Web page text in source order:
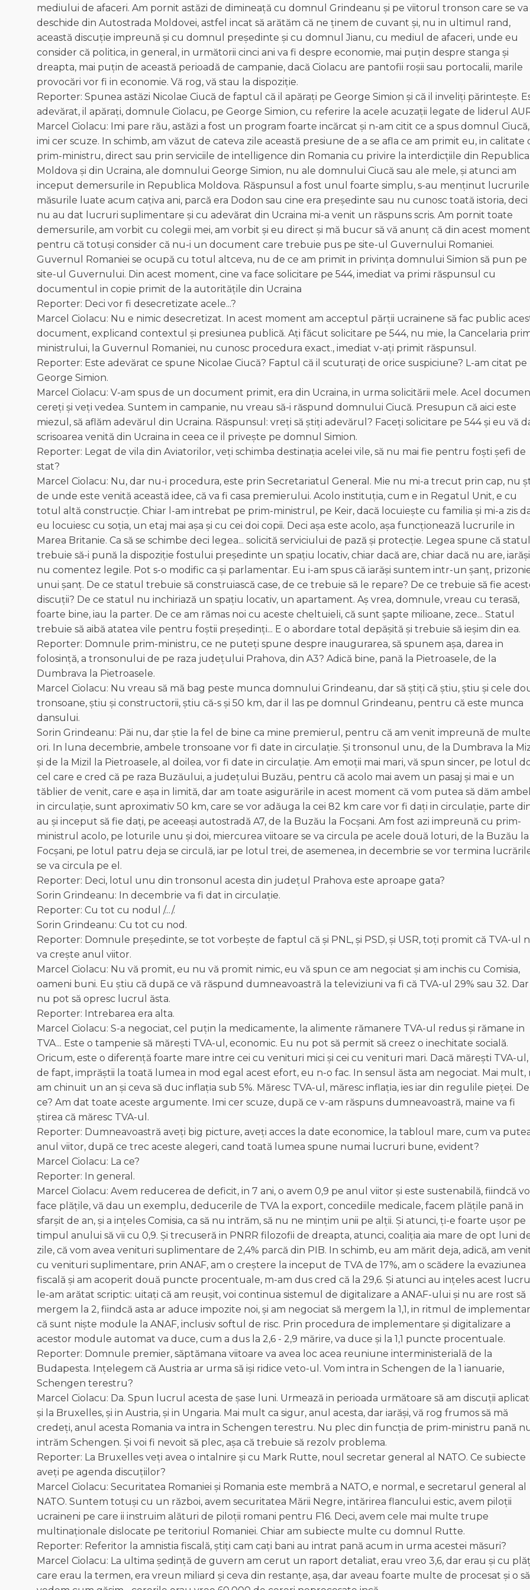
mediului de afaceri. Am pornit astăzi de dimineață cu domnul Grindeanu și pe viitorul tronson care se va
deschide din Autostrada Moldovei, astfel incat să arătăm că ne ținem de cuvant și, nu in ultimul rand,
această discuție impreună și cu domnul președinte și cu domnul Jianu, cu mediul de afaceri, unde eu
consider că politica, in general, in următorii cinci ani va fi despre economie, mai puțin despre stanga și
dreapta, mai puțin de această perioadă de campanie, dacă Ciolacu are pantofii roșii sau portocalii, marile
provocări vor fi in economie. Vă rog, vă stau la dispoziție.
Reporter: Spunea astăzi Nicolae Ciucă de faptul că il apărați pe George Simion și că il inveliți părintește.
adevărat, il apărați, domnule Ciolacu, pe George Simion, cu referire la acele acuzații legate de liderul
Marcel Ciolacu: Imi pare rău, astăzi a fost un program foarte incărcat și n-am citit ce a spus domnul Ciucă,
imi cer scuze. In schimb, am văzut de cateva zile această presiune de a se afla ce am primit eu, in calitate
prim-ministru, direct sau prin serviciile de intelligence din Romania cu privire la interdicțiile din Republica
Moldova și din Ucraina, ale domnului George Simion, nu ale domnului Ciucă sau ale mele, şi atunci am
inceput demersurile in Republica Moldova. Răspunsul a fost unul foarte simplu, s-au menținut lucrurile
măsurile luate acum cațiva ani, parcă era Dodon sau cine era președinte sau nu cunosc toată istoria, deci
nu au dat lucruri suplimentare și cu adevărat din Ucraina mi-a venit un răspuns scris. Am pornit toate
demersurile, am vorbit cu colegii mei, am vorbit și eu direct și mă bucur să vă anunț că din acest
pentru că totuși consider că nu-i un document care trebuie pus pe site-ul Guvernului Romaniei.
Guvernul Romaniei se ocupă cu totul altceva, nu de ce am primit in privința domnului Simion să pun pe
site-ul Guvernului. Din acest moment, cine va face solicitare pe 544, imediat va primi răspunsul cu
documentul in copie primit de la autoritățile din Ucraina
Reporter: Deci vor fi desecretizate acele...?
Marcel Ciolacu: Nu e nimic desecretizat. In acest moment am acceptul părții ucrainene să fac public
document, explicand contextul și presiunea publică. Ați făcut solicitare pe 544, nu mie, la Cancelaria
ministrului, la Guvernul Romaniei, nu cunosc procedura exact., imediat v-ați primit răspunsul.
Reporter: Este adevărat ce spune Nicolae Ciucă? Faptul că il scuturați de orice suspiciune? L-am citat pe
George Simion.
Marcel Ciolacu: V-am spus de un document primit, era din Ucraina, in urma solicitării mele. Acel
cereți și veți vedea. Suntem in campanie, nu vreau să-i răspund domnului Ciucă. Presupun că aici este
miezul, să aflăm adevărul din Ucraina. Răspunsul: vreți să știți adevărul? Faceți solicitare pe 544 și eu vă
scrisoarea venită din Ucraina in ceea ce il privește pe domnul Simion.
Reporter: Legat de vila din Aviatorilor, veți schimba destinația acelei vile, să nu mai fie pentru foști șefi de
stat?
Marcel Ciolacu: Nu, dar nu-i procedura, este prin Secretariatul General. Mie nu mi-a trecut prin cap, nu
de unde este venită această idee, că va fi casa premierului. Acolo instituția, cum e in Regatul Unit, e cu
totul altă construcție. Chiar l-am intrebat pe prim-ministrul, pe Keir, dacă locuiește cu familia și mi-a zis
eu locuiesc cu soția, un etaj mai așa și cu cei doi copii. Deci așa este acolo, așa funcționează lucrurile in
Marea Britanie. Ca să se schimbe deci legea... solicită serviciului de pază și protecție. Legea spune că statul
trebuie să-i pună la dispoziție fostului președinte un spațiu locativ, chiar dacă are, chiar dacă nu are, iarăși
nu comentez legile. Pot s-o modific ca și parlamentar. Eu i-am spus că iarăși suntem intr-un șanț,
unui șanț. De ce statul trebuie să construiască case, de ce trebuie să le repare? De ce trebuie să fie
discuții? De ce statul nu inchiriază un spațiu locativ, un apartament. Aș vrea, domnule, vreau cu terasă,
foarte bine, iau la parter. De ce am rămas noi cu aceste cheltuieli, că sunt şapte milioane, zece... Statul
trebuie să aibă atatea vile pentru foștii președinți... E o abordare total depășită și trebuie să ieșim din ea.
Reporter: Domnule prim-ministru, ce ne puteți spune despre inaugurarea, să spunem așa, darea in
folosință, a tronsonului de pe raza județului Prahova, din A3? Adică bine, pană la Pietroasele, de la
Dumbrava la Pietroasele.
Marcel Ciolacu: Nu vreau să mă bag peste munca domnului Grindeanu, dar să știți că știu, știu și cele
tronsoane, știu și constructorii, știu că-s și 50 km, dar il las pe domnul Grindeanu, pentru că este munca
dansului.
Sorin Grindeanu: Păi nu, dar știe la fel de bine ca mine premierul, pentru că am venit impreună de multe
ori. In luna decembrie, ambele tronsoane vor fi date in circulație. Și tronsonul unu, de la Dumbrava la
și de la Mizil la Pietroasele, al doilea, vor fi date in circulație. Am emoții mai mari, vă spun sincer, pe lotul
cel care e cred că pe raza Buzăului, a județului Buzău, pentru că acolo mai avem un pasaj și mai e un
tăblier de venit, care e așa in limită, dar am toate asigurările in acest moment că vom putea să dăm
in circulație, sunt aproximativ 50 km, care se vor adăuga la cei 82 km care vor fi dați in circulație, parte
au și inceput să fie dați, pe aceeași autostradă A7, de la Buzău la Focșani. Am fost azi impreună cu prim-
ministrul acolo, pe loturile unu și doi, miercurea viitoare se va circula pe acele două loturi, de la Buzău la
Focșani, pe lotul patru deja se circulă, iar pe lotul trei, de asemenea, in decembrie se vor termina
se va circula pe el.
Reporter: Deci, lotul unu din tronsonul acesta din județul Prahova este aproape gata?
Sorin Grindeanu: In decembrie va fi dat in circulație.
Reporter: Cu tot cu nodul /.../.
Sorin Grindeanu: Cu tot cu nod.
Reporter: Domnule președinte, se tot vorbește de faptul că și PNL, și PSD, și USR, toți promit că TVA-ul
va crește anul viitor.
Marcel Ciolacu: Nu vă promit, eu nu vă promit nimic, eu vă spun ce am negociat și am inchis cu Comisia,
oameni buni. Eu știu că după ce vă răspund dumneavoastră la televiziuni va fi că TVA-ul 29% sau 32. Dar
nu pot să opresc lucrul ăsta.
Reporter: Intrebarea era alta.
Marcel Ciolacu: S-a negociat, cel puțin la medicamente, la alimente rămanere TVA-ul redus și rămane in
TVA... Este o tampenie să mărești TVA-ul, economic. Eu nu pot să permit să creez o inechitate socială.
Oricum, este o diferență foarte mare intre cei cu venituri mici și cei cu venituri mari. Dacă mărești TVA-ul,
de fapt, imprăștii la toată lumea in mod egal acest efort, eu n-o fac. In sensul ăsta am negociat. Mai mult,
am chinuit un an și ceva să duc inflația sub 5%. Măresc TVA-ul, măresc inflația, ies iar din regulile pieței. De
ce? Am dat toate aceste argumente. Imi cer scuze, după ce v-am răspuns dumneavoastră, maine va fi
știrea că măresc TVA-ul.
Reporter: Dumneavoastră aveți big picture, aveți acces la date economice, la tabloul mare, cum va
anul viitor, după ce trec aceste alegeri, cand toată lumea spune numai lucruri bune, evident?
Marcel Ciolacu: La ce?
Reporter: In general.
Marcel Ciolacu: Avem reducerea de deficit, in 7 ani, o avem 0,9 pe anul viitor și este sustenabilă, fiindcă
face plățile, vă dau un exemplu, deducerile de TVA la export, concediile medicale, facem plățile pană in
sfarșit de an, şi a ințeles Comisia, ca să nu intrăm, să nu ne mințim unii pe alții. Și atunci, ți-e foarte ușor pe
timpul anului să vii cu 0,9. Şi trecuseră in PNRR filozofii de dreapta, atunci, coaliția aia mare de opt luni
zile, că vom avea venituri suplimentare de 2,4% parcă din PIB. In schimb, eu am mărit deja, adică, am
cu venituri suplimentare, prin ANAF, am o creștere la inceput de TVA de 17%, am o scădere la evaziunea
fiscală şi am acoperit două puncte procentuale, m-am dus cred că la 29,6. Şi atunci au ințeles acest
le-am arătat scriptic: uitați că am reușit, voi continua sistemul de digitalizare a ANAF-ului și nu are rost să
mergem la 2, fiindcă asta ar aduce impozite noi, și am negociat să mergem la 1,1, in ritmul de
că sunt niște module la ANAF, inclusiv softul de risc. Prin procedura de implementare și digitalizare a
acestor module automat va duce, cum a dus la 2,6 - 2,9 mărire, va duce și la 1,1 puncte procentuale.
Reporter: Domnule premier, săptămana viitoare va avea loc acea reuniune interministerială de la
Budapesta. Ințelegem că Austria ar urma să iși ridice veto-ul. Vom intra in Schengen de la 1 ianuarie,
Schengen terestru?
Marcel Ciolacu: Da. Spun lucrul acesta de şase luni. Urmează in perioada următoare să am discuții
și la Bruxelles, și in Austria, și in Ungaria. Mai mult ca sigur, anul acesta, dar iarăși, vă rog frumos să mă
credeți, anul acesta Romania va intra in Schengen terestru. Nu plec din funcția de prim-ministru pană
intrăm Schengen. Și voi fi nevoit să plec, așa că trebuie să rezolv problema.
Reporter: La Bruxelles veți avea o intalnire și cu Mark Rutte, noul secretar general al NATO. Ce subiecte
aveți pe agenda discuțiilor?
Marcel Ciolacu: Securitatea Romaniei și Romania este membră a NATO, e normal, e secretarul general al
NATO. Suntem totuși cu un război, avem securitatea Mării Negre, intărirea flancului estic, avem piloții
ucraineni pe care ii instruim alături de piloții romani pentru F16. Deci, avem cele mai multe trupe
multinaţionale dislocate pe teritoriul Romaniei. Chiar am subiecte multe cu domnul Rutte.
Reporter: Referitor la amnistia fiscală, știți cam cați bani au intrat pană acum in urma acestei măsuri?
Marcel Ciolacu: La ultima ședință de guvern am cerut un raport detaliat, erau vreo 3,6, dar erau şi cu
care erau la termen, era vreun miliard și ceva din restanțe, așa, dar aveau foarte multe de procesat și o să